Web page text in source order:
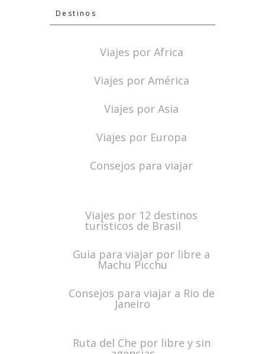
Destinos
Viajes por Africa
Viajes por América
Viajes por Asia
Viajes por Europa
Consejos para viajar
Viajes por 12 destinos
turísticos de Brasil
Guia para viajar por libre a
Machu Picchu
Consejos para viajar a Rio de
Janeiro
Ruta del Che por libre y sin